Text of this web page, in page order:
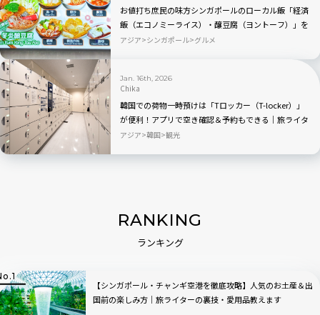
お値打ち庶民の味方シンガポールのローカル飯「経済
飯（エコノミーライス）・醸豆腐（ヨントーフ）」を
探ってみよう
アジア シンガポール グルメ
Jan. 16th, 2026
Chika
韓国での荷物一時預けは「Tロッカー（T-locker）」
が便利！アプリで空き確認＆予約もできる｜旅ライタ
ーの裏技・愛用品教えます
アジア 韓国 観光
RANKING
ランキング
【シンガポール・チャンギ空港を徹底攻略】人気のお土産＆出
国前の楽しみ方｜旅ライターの裏技・愛用品教えます